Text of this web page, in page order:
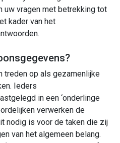
uw vragen met betrekking tot
kader van het
treden op als gezamenlijke
Ieders
in een ‘onderlinge
verwerken de
nodig is voor de taken die zij
van het algemeen belang.